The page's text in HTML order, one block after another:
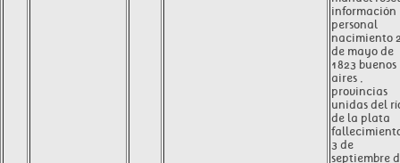
información
personal
nacimiento
de mayo de
1823 buenos
aires ,
provincias
unidas del
de la plata
3 de
septiembre